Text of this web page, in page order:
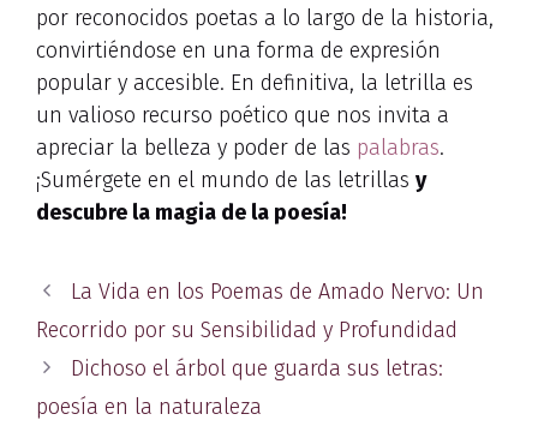
por reconocidos poetas a lo largo de la historia,
convirtiéndose en una forma de expresión
popular y accesible. En definitiva, la letrilla es
un valioso recurso poético que nos invita a
apreciar la belleza y poder de las palabras.
¡Sumérgete en el mundo de las letrillas y
descubre la magia de la poesía!
La Vida en los Poemas de Amado Nervo: Un
Recorrido por su Sensibilidad y Profundidad
Dichoso el árbol que guarda sus letras:
poesía en la naturaleza